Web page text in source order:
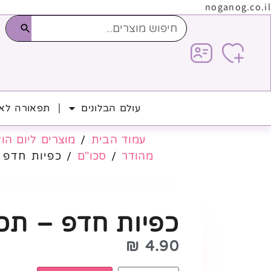
noganog.co.il
עולם הבלונים תפאורה
עמוד הבית / מוצרים ליום
מהודר/ סכו"ם / כפיות חדפ –
כפיות חדפ – תכלת
4.90
₪